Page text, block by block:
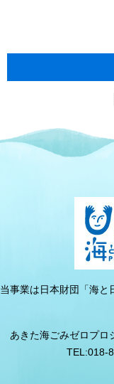
当事業は日本財団「海と
あきた海ごみゼロプ
TEL:018-